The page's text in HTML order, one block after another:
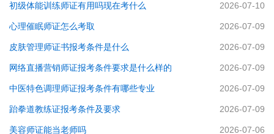
初级体能训练师证有用吗现在考什么 2026-07-10
心理催眠师证怎么考取 2026-07-09
皮肤管理师证书报考条件是什么 2026-07-09
网络直播营销师证报考条件要求是什么样的 2026-07-09
中医特色调理师证报考条件有哪些专业 2026-07-09
跆拳道教练证报考条件及要求 2026-07-09
美容师证能当老师吗 2026-07-06